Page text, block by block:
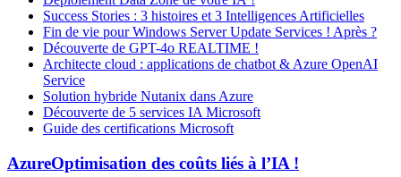
Success Stories : 3 histoires et 3 Intelligences Artificielles
Fin de vie pour Windows Server Update Services ! Après ?
Découverte de GPT-4o REALTIME !
Architecte cloud : applications de chatbot & Azure OpenAI
Service
Solution hybride Nutanix dans Azure
Découverte de 5 services IA Microsoft
Guide des certifications Microsoft
AzureOptimisation des coûts liés à l’IA !